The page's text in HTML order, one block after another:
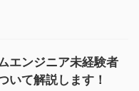
エンジニア未経験者
いて解説します！